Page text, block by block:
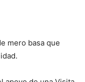
mero basa que